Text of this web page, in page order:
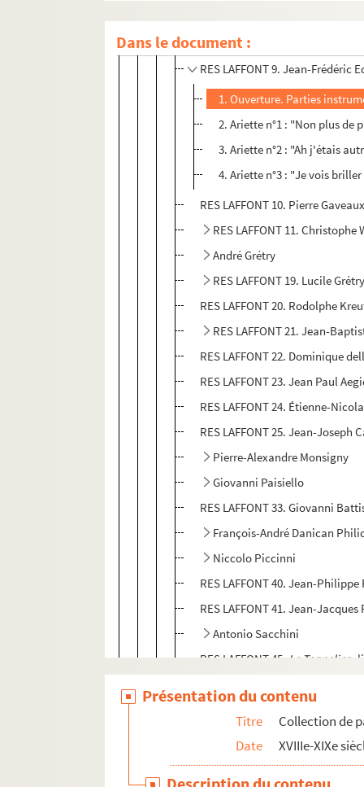
Dans le document :Egidio Romualdo Duni
RES LAFFONT 9. Jean-Frédéric
1. Ouverture. Parties
2. Ariette n°1 : "Non plus de
3. Ariette n°2 : "Ah j'étais
4. Ariette n°3 : "Je vois
RES LAFFONT 10. Pierre
RES LAFFONT 11.
André Grétry
RES LAFFONT 19. Lucile
RES LAFFONT 20. Rodolphe
RES LAFFONT 21. Jean-
RES LAFFONT 22. Dominique
RES LAFFONT 23. Jean Paul
RES LAFFONT 24. Étienne-
RES LAFFONT 25. Jean-
Pierre-Alexandre Monsigny
Giovanni Paisiello
RES LAFFONT 33. Giovanni
François-André Danican
Niccolo Piccinni
RES LAFFONT 40. Jean-
RES LAFFONT 41. Jean-
Antonio Sacchini
RES LAFFONT 45. Le Tonnelier,
Mélanges d'opéras
Oeuvres en italien
Recueil d'airs, d'ariettes et de
Ariettes séparées
Présentation du contenu
Titre
Collection de
Date
XVIIIe-XIXe